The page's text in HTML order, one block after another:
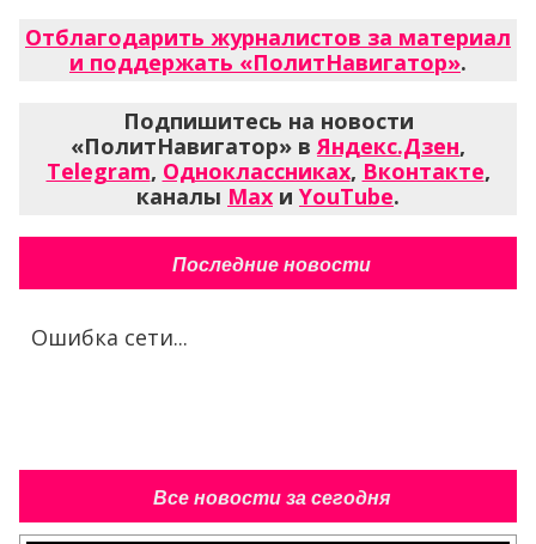
Отблагодарить журналистов за материал
и поддержать «ПолитНавигатор».
Подпишитесь на новости
«ПолитНавигатор» вЯндекс.Дзен,
Telegram, Одноклассниках, Вконтакте,
каналы Max и YouTube.
Последние новости
Ошибка сети...
Все новости за сегодня